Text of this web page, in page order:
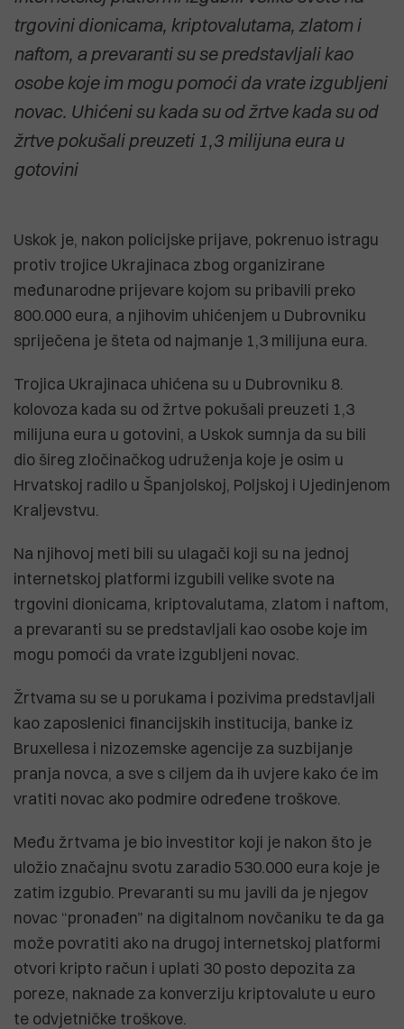
trgovini dionicama, kriptovalutama, zlatom i
naftom, a prevaranti su se predstavljali kao
osobe koje im mogu pomoći da vrate izgubljeni
novac. Uhićeni su kada su od žrtve kada su od
žrtve pokušali preuzeti 1,3 milijuna eura u
gotovini
Uskok je, nakon policijske prijave, pokrenuo istragu
protiv trojice Ukrajinaca zbog organizirane
međunarodne prijevare kojom su pribavili preko
800.000 eura, a njihovim uhićenjem u Dubrovniku
spriječena je šteta od najmanje 1,3 milijuna eura.
Trojica Ukrajinaca uhićena su u Dubrovniku 8.
kolovoza kada su od žrtve pokušali preuzeti 1,3
milijuna eura u gotovini, a Uskok sumnja da su bili
dio šireg zločinačkog udruženja koje je osim u
Hrvatskoj radilo u Španjolskoj, Poljskoj i Ujedinjenom
Kraljevstvu.
Na njihovoj meti bili su ulagači koji su na jednoj
internetskoj platformi izgubili velike svote na
trgovini dionicama, kriptovalutama, zlatom i naftom,
a prevaranti su se predstavljali kao osobe koje im
mogu pomoći da vrate izgubljeni novac.
Žrtvama su se u porukama i pozivima predstavljali
kao zaposlenici financijskih institucija, banke iz
Bruxellesa i nizozemske agencije za suzbijanje
pranja novca, a sve s ciljem da ih uvjere kako će im
vratiti novac ako podmire određene troškove.
Među žrtvama je bio investitor koji je nakon što je
uložio značajnu svotu zaradio 530.000 eura koje je
zatim izgubio. Prevaranti su mu javili da je njegov
novac “pronađen” na digitalnom novčaniku te da ga
može povratiti ako na drugoj internetskoj platformi
otvori kripto račun i uplati 30 posto depozita za
poreze, naknade za konverziju kriptovalute u euro
te odvjetničke troškove.